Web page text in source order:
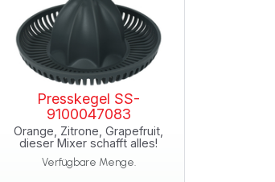
Presskegel SS-
9100047083
Orange, Zitrone, Grapefruit,
dieser Mixer schafft alles!
Verfügbare Menge.